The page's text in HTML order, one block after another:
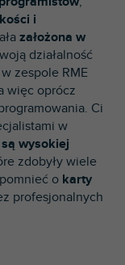
i
założona w
działalność
zespole RME
więc oprócz
Ci
w
wysokiej
zdobyły wiele
o karty
profesjonalnych